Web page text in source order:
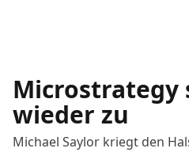
Microstrategy
wieder zu
Michael Saylor kriegt den